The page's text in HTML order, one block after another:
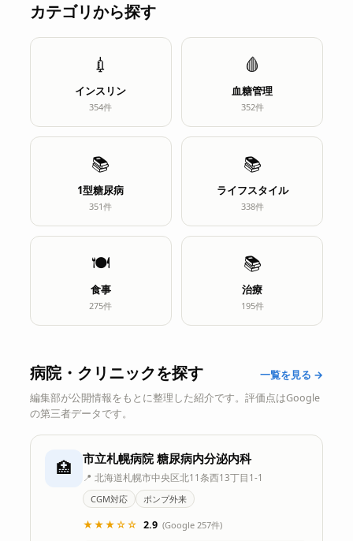
カテゴリから探す
💉
インスリン
354件
🩸
血糖管理
352件
📚
1型糖尿病
351件
📚
ライフスタイル
338件
🍽️
食事
275件
📚
治療
195件
病院・クリニックを探す 一覧を見る →
編集部が公開情報をもとに整理した紹介です。評価点はGoogle
の第三者データです。
🏥 市立札幌病院 糖尿病内分泌内科
📍 北海道札幌市中央区北11条西13丁目1-1
CGM対応
ポンプ外来
★★★☆☆ 2.9 (Google 257件)